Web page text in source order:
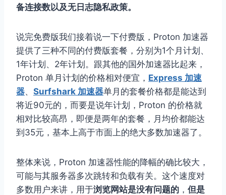
备连接数以及无日志隐私政策。
说完免费版我们接着说一下付费版，Proton 加速器
提供了三种不同的付费版套餐，分别为1个月计划、
1年计划、2年计划。跟其他的国外加速器比起来，
Proton 单月计划的价格相对便宜， Express 加速
器、 Surfshark 加速器单月的套餐价格都是能达到
将近90元的，而要是说年计划，Proton 的价格就
相对比较高昂，即便是两年的套餐，月均价都能达
到35元，基本上高于市面上的绝大多数加速器了。
整体来说，Proton 加速器性能的降幅的确比较大，
可能与其服务器多次跳转和负载有关。这个速度对
多数用户来讲，用于浏览网站是没有问题的 ， 但是